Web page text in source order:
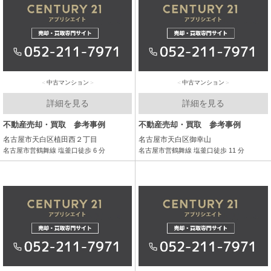
中古マンション
詳細を見る
不動産売却・買取 参考事例
名古屋市天白区植田西２丁目
名古屋市営鶴舞線 塩釜口徒歩 6 分
中古マンション
詳細を見る
不動産売却・買取 参考事例
名古屋市天白区御幸山
名古屋市営鶴舞線 塩釜口徒歩 11 分